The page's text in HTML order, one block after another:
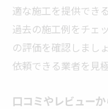
適な施工を提供でき
過去の施工例をチェ
の評価を確認しまし
依頼できる業者を見
口コミやレビュー